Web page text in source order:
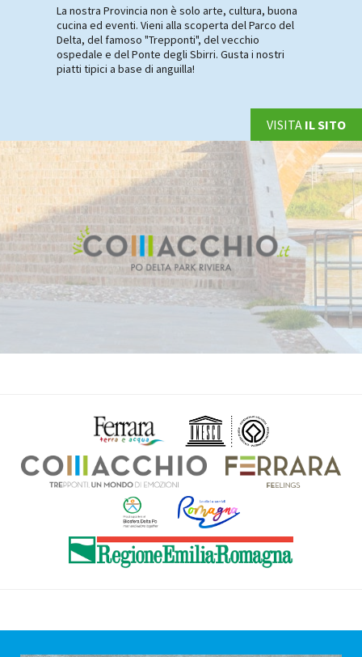
La nostra Provincia non è solo arte, cultura, buona
cucina ed eventi. Vieni alla scoperta del Parco del
Delta, del famoso "Trepponti", del vecchio
ospedale e del Ponte degli Sbirri. Gusta i nostri
piatti tipici a base di anguilla!
VISITA IL SITO